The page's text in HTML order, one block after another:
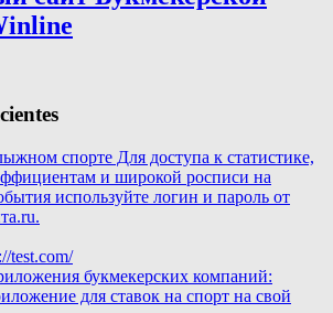
спорте Для доступа к статистике,
и широкой росписи на
используйте логин и пароль от
test.com/
букмекерских компаний:
для ставок на спорт на свой